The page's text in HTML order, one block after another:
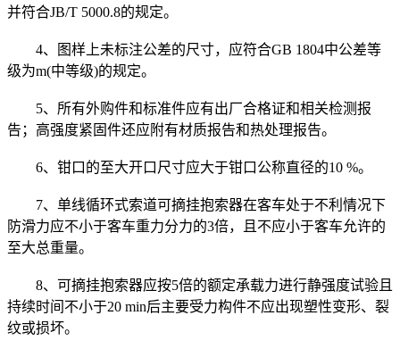
并符合JB/T 5000.8的规定。
4、图样上未标注公差的尺寸，应符合GB 1804中公差等
级为m(中等级)的规定。
5、所有外购件和标准件应有出厂合格证和相关检测报
告；高强度紧固件还应附有材质报告和热处理报告。
6、钳口的至大开口尺寸应大于钳口公称直径的10 %。
7、单线循环式索道可摘挂抱索器在客车处于不利情况下
防滑力应不小于客车重力分力的3倍，且不应小于客车允许的
至大总重量。
8、可摘挂抱索器应按5倍的额定承载力进行静强度试验且
持续时间不小于20 min后主要受力构件不应出现塑性变形、裂
纹或损坏。